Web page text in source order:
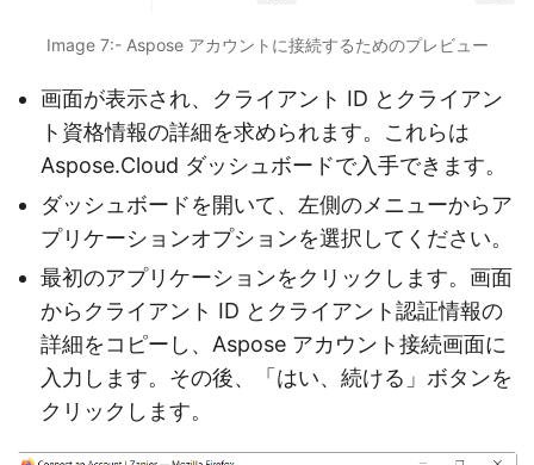
Image 7:- Aspose アカウントに接続するためのプレビュー
画面が表示され、クライアント ID とクライアン
ト資格情報の詳細を求められます。これらは
Aspose.Cloud ダッシュボードで入手できます。
ダッシュボードを開いて、左側のメニューからア
プリケーションオプションを選択してください。
最初のアプリケーションをクリックします。画面
からクライアント ID とクライアント認証情報の
詳細をコピーし、Aspose アカウント接続画面に
入力します。その後、「はい、続ける」ボタンを
クリックします。